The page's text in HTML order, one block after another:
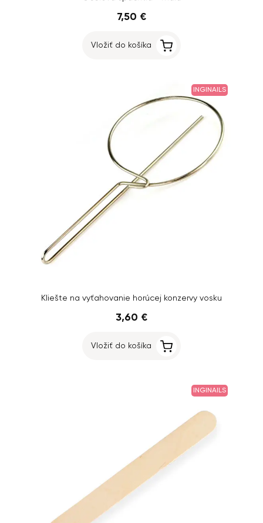
7,50 €
Vložiť do košíka
INGINAILS
Kliešte na vyťahovanie horúcej konzervy vosku
3,60 €
Vložiť do košíka
INGINAILS